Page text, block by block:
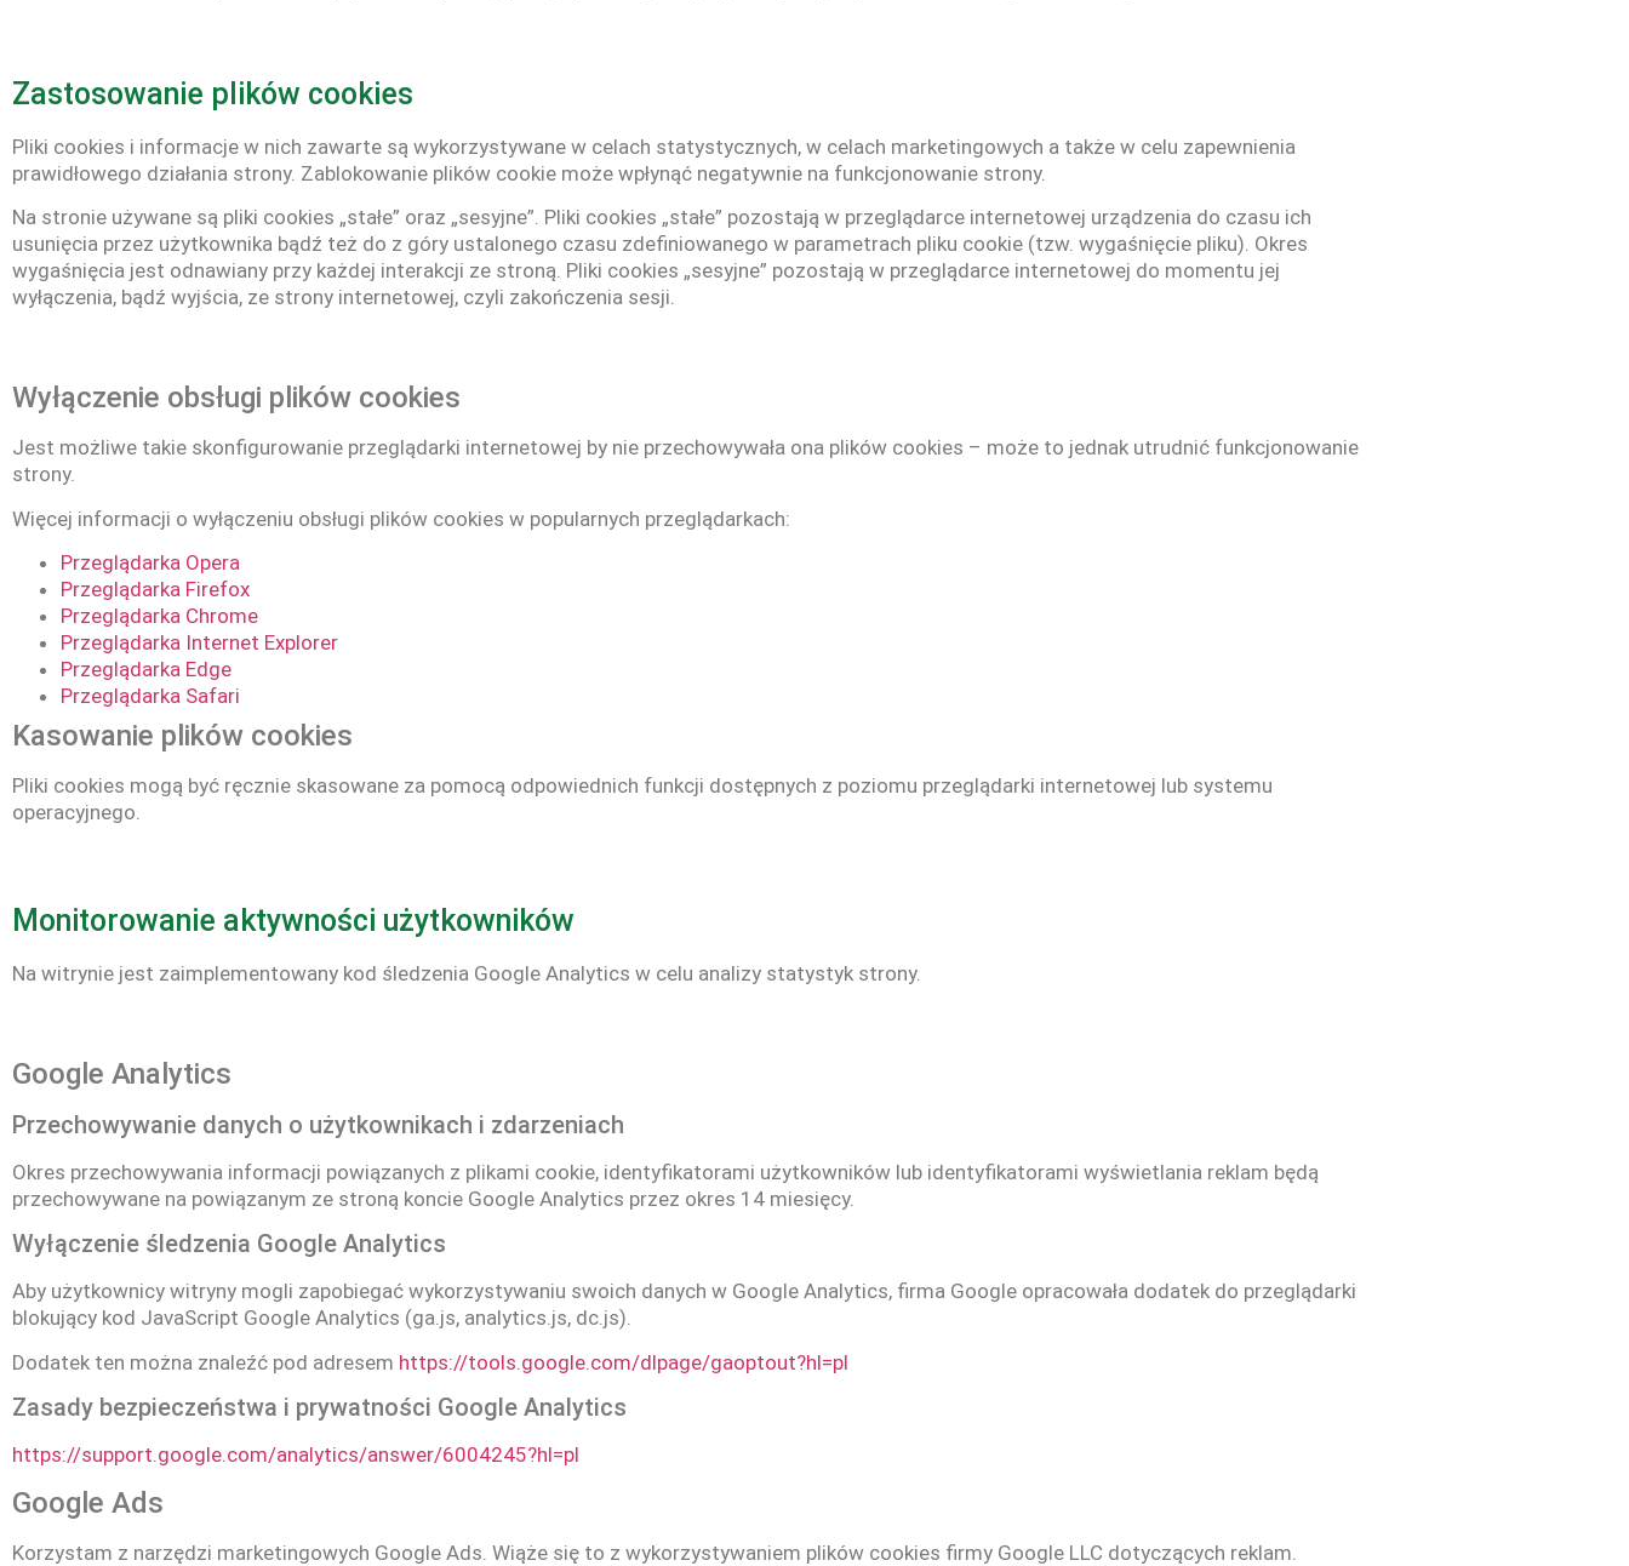
Zastosowanie plików cookies
Pliki cookies i informacje w nich zawarte są wykorzystywane w celach statystycznych, w celach marketingowych a także w celu zapewnienia
prawidłowego działania strony. Zablokowanie plików cookie może wpłynąć negatywnie na funkcjonowanie strony.
Na stronie używane są pliki cookies „stałe” oraz „sesyjne”. Pliki cookies „stałe” pozostają w przeglądarce internetowej urządzenia do czasu ich
usunięcia przez użytkownika bądź też do z góry ustalonego czasu zdefiniowanego w parametrach pliku cookie (tzw. wygaśnięcie pliku). Okres
wygaśnięcia jest odnawiany przy każdej interakcji ze stroną. Pliki cookies „sesyjne” pozostają w przeglądarce internetowej do momentu jej
wyłączenia, bądź wyjścia, ze strony internetowej, czyli zakończenia sesji.
Wyłączenie obsługi plików cookies
Jest możliwe takie skonfigurowanie przeglądarki internetowej by nie przechowywała ona plików cookies – może to jednak utrudnić funkcjonowanie
strony.
Więcej informacji o wyłączeniu obsługi plików cookies w popularnych przeglądarkach:
Przeglądarka Opera
Przeglądarka Firefox
Przeglądarka Chrome
Przeglądarka Internet Explorer
Przeglądarka Edge
Przeglądarka Safari
Kasowanie plików cookies
Pliki cookies mogą być ręcznie skasowane za pomocą odpowiednich funkcji dostępnych z poziomu przeglądarki internetowej lub systemu
operacyjnego.
Monitorowanie aktywności użytkowników
Na witrynie jest zaimplementowany kod śledzenia Google Analytics w celu analizy statystyk strony.
Google Analytics
Przechowywanie danych o użytkownikach i zdarzeniach
Okres przechowywania informacji powiązanych z plikami cookie, identyfikatorami użytkowników lub identyfikatorami wyświetlania reklam będą
przechowywane na powiązanym ze stroną koncie Google Analytics przez okres 14 miesięcy.
Wyłączenie śledzenia Google Analytics
Aby użytkownicy witryny mogli zapobiegać wykorzystywaniu swoich danych w Google Analytics, firma Google opracowała dodatek do przeglądarki
blokujący kod JavaScript Google Analytics (ga.js, analytics.js, dc.js).
Dodatek ten można znaleźć pod adresem https://tools.google.com/dlpage/gaoptout?hl=pl
Zasady bezpieczeństwa i prywatności Google Analytics
https://support.google.com/analytics/answer/6004245?hl=pl
Google Ads
Korzystam z narzędzi marketingowych Google Ads. Wiąże się to z wykorzystywaniem plików cookies firmy Google LLC dotyczących reklam.